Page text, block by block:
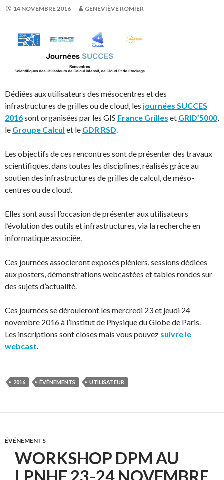
14 NOVEMBRE 2016 GENEVIÈVE ROMIER
Dédiées aux utilisateurs des mésocentres et des
infrastructures de grilles ou de cloud, les journées SUCCES
2016sont organisées par les GIS France Grilles et GRID’5000,
le Groupe Calcul et le GDR RSD.
Les objectifs de ces rencontres sont de présenter des travaux
scientifiques, dans toutes les disciplines, réalisés grâce au
soutien des infrastructures de grilles de calcul, de méso-
centres ou de cloud.
Elles sont aussi l’occasion de présenter aux utilisateurs
l’évolution des outils et infrastructures, via la recherche en
informatique associée.
Ces journées associeront exposés pléniers, sessions dédiées
aux posters, démonstrations webcastées et tables rondes sur
des sujets d’actualité.
Ces journées se dérouleront les mercredi 23 et jeudi 24
novembre 2016 à l’Institut de Physique du Globe de Paris.
Les inscriptions sont closes mais vous pouvez suivre le
webcast.
2016 ÉVÉNEMENTS UTILISATEUR
ÉVÉNEMENTS
WORKSHOP DPM AU
LPNHE 23-24 NOVEMBRE